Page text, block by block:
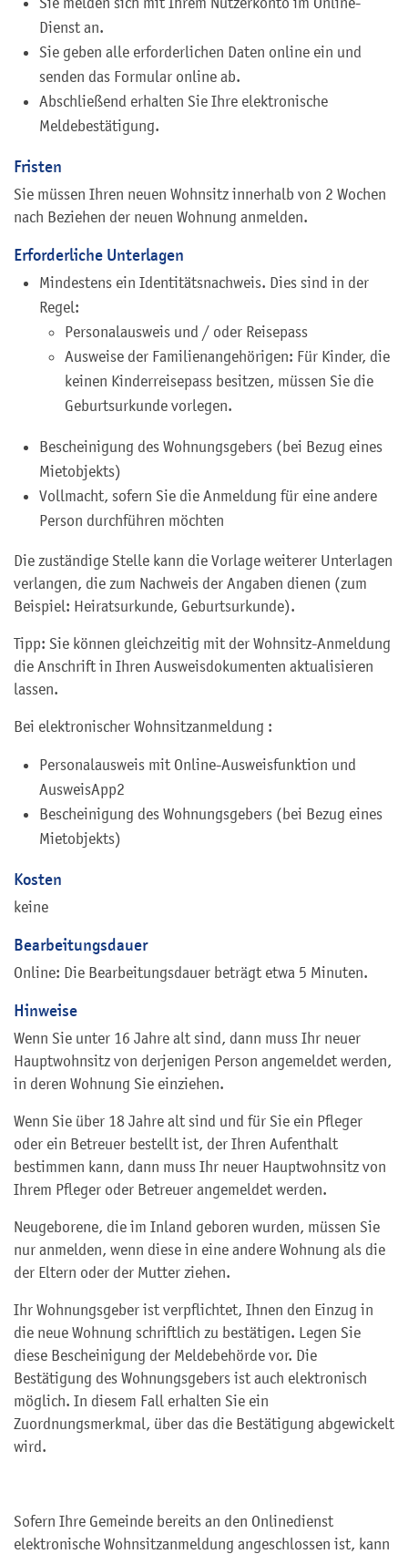
Dienst an.
Sie geben alle erforderlichen Daten online ein und
senden das Formular online ab.
Abschließend erhalten Sie Ihre elektronische
Meldebestätigung.
Fristen
Sie müssen Ihren neuen Wohnsitz innerhalb von 2 Wochen
nach Beziehen der neuen Wohnung anmelden.
Erforderliche Unterlagen
Mindestens ein Identitätsnachweis. Dies sind in der
Regel:
Personalausweis und / oder Reisepass
Ausweise der Familienangehörigen: Für Kinder, die
keinen Kinderreisepass besitzen, müssen Sie die
Geburtsurkunde vorlegen.
Bescheinigung des Wohnungsgebers (bei Bezug eines
Mietobjekts)
Vollmacht, sofern Sie die Anmeldung für eine andere
Person durchführen möchten
Die zuständige Stelle kann die Vorlage weiterer Unterlagen
verlangen, die zum Nachweis der Angaben dienen (zum
Beispiel: Heiratsurkunde, Geburtsurkunde).
Tipp: Sie können gleichzeitig mit der Wohnsitz-Anmeldung
die Anschrift in Ihren Ausweisdokumenten aktualisieren
lassen.
Bei elektronischer Wohnsitzanmeldung :
Personalausweis mit Online-Ausweisfunktion und
AusweisApp2
Bescheinigung des Wohnungsgebers (bei Bezug eines
Mietobjekts)
Kosten
keine
Bearbeitungsdauer
Online: Die Bearbeitungsdauer beträgt etwa 5 Minuten.
Hinweise
Wenn Sie unter 16 Jahre alt sind, dann muss Ihr neuer
Hauptwohnsitz von derjenigen Person angemeldet werden,
in deren Wohnung Sie einziehen.
Wenn Sie über 18 Jahre alt sind und für Sie ein Pfleger
oder ein Betreuer bestellt ist, der Ihren Aufenthalt
bestimmen kann, dann muss Ihr neuer Hauptwohnsitz von
Ihrem Pfleger oder Betreuer angemeldet werden.
Neugeborene, die im Inland geboren wurden, müssen Sie
nur anmelden, wenn diese in eine andere Wohnung als die
der Eltern oder der Mutter ziehen.
Ihr Wohnungsgeber ist verpflichtet, Ihnen den Einzug in
die neue Wohnung schriftlich zu bestätigen. Legen Sie
diese Bescheinigung der Meldebehörde vor. Die
Bestätigung des Wohnungsgebers ist auch elektronisch
möglich. In diesem Fall erhalten Sie ein
Zuordnungsmerkmal, über das die Bestätigung abgewickelt
wird.
Sofern Ihre Gemeinde bereits an den Onlinedienst
elektronische Wohnsitzanmeldung angeschlossen ist, kann